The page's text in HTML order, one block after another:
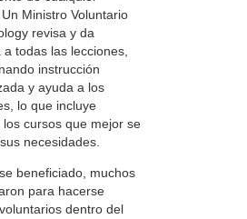
Ministro Voluntario
revisa y da
a todas las lecciones,
instrucción
y ayuda a los
lo que incluye
los cursos que mejor se
necesidades.
beneficiado, muchos
para hacerse
dentro del